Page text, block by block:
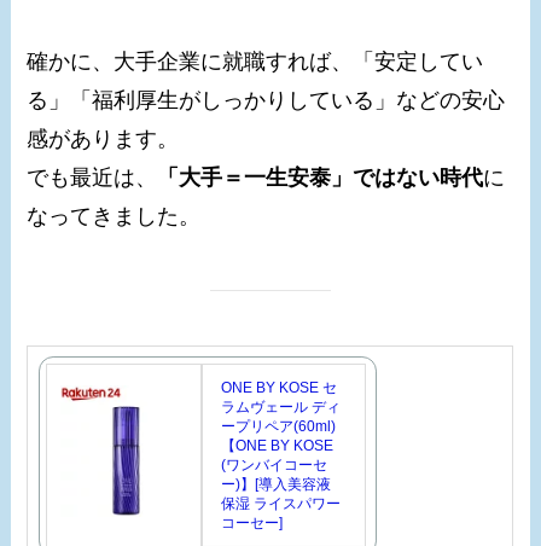
確かに、大手企業に就職すれば、「安定してい
る」「福利厚生がしっかりしている」などの安心
感があります。
でも最近は、
「大手＝一生安泰」ではない時代に
なってきました。
ONE BY KOSE セ
ラムヴェール ディ
ープリペア(60ml)
【ONE BY KOSE
(ワンバイコーセ
ー)】[導入美容液
保湿 ライスパワー
コーセー]